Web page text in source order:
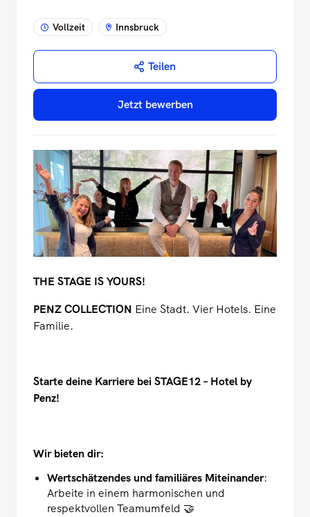
Vollzeit Innsbruck
Teilen
Jetzt bewerben
THE STAGE IS YOURS!
PENZ COLLECTION Eine Stadt. Vier Hotels. Eine
Familie.
Starte deine Karriere bei STAGE12 – Hotel by
Penz!
Wir bieten dir:
Wertschätzendes und familiäres Miteinander:
Arbeite in einem harmonischen und
respektvollen Teamumfeld 🤝